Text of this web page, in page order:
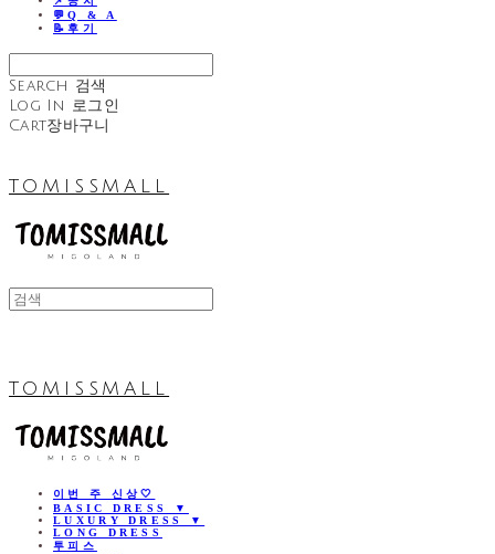
💬Q & A
📝후기
Search 검색
Log In 로그인
Cart장바구니
TOMISSMALL
TOMISSMALL
이번 주 신상🤍
BASIC DRESS ▼
LUXURY DRESS ▼
LONG DRESS
투피스